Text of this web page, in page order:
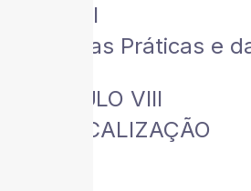
Seção II
Das Boas Práticas e
CAPÍTULO VIII
DA FISCALIZAÇÃO